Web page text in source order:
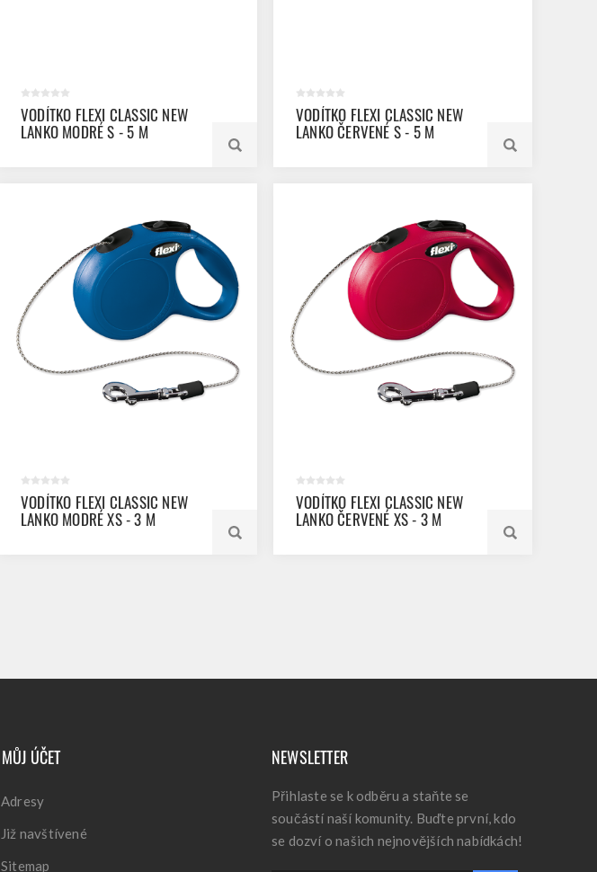
VODÍTKO FLEXI CLASSIC NEW
LANKO MODRÉ S - 5 M
VODÍTKO FLEXI CLASSIC NEW
LANKO ČERVENÉ S - 5 M
VODÍTKO FLEXI CLASSIC NEW
LANKO MODRÉ XS - 3 M
VODÍTKO FLEXI CLASSIC NEW
LANKO ČERVENÉ XS - 3 M
MŮJ ÚČET
Adresy
Již navštívené
Sitemap
NEWSLETTER
Přihlaste se k odběru a staňte se
součástí naší komunity. Buďte první, kdo
se dozví o našich nejnovějších nabídkách!